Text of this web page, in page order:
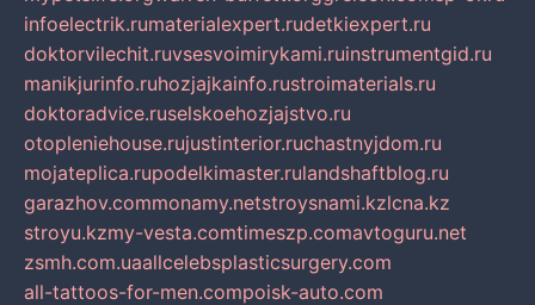
infoelectrik.rumaterialexpert.rudetkiexpert.ru
doktorvilechit.ruvsesvoimirykami.ruinstrumentgid.ru
manikjurinfo.ruhozjajkainfo.rustroimaterials.ru
doktoradvice.ruselskoehozjajstvo.ru
otopleniehouse.rujustinterior.ruchastnyjdom.ru
mojateplica.rupodelkimaster.rulandshaftblog.ru
garazhov.commonamy.netstroysnami.kzlcna.kz
stroyu.kzmy-vesta.comtimeszp.comavtoguru.net
zsmh.com.uaallcelebsplasticsurgery.com
all-tattoos-for-men.compoisk-auto.com